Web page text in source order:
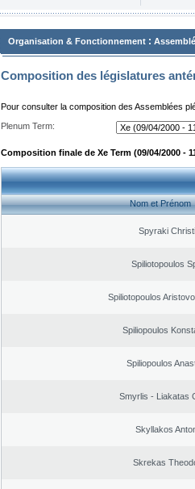
Organisation & Fonctionnement :
Composition des législatures
Pour consulter la composition des Assemblées
Plenum Term:
Composition finale de Xe Term (09/04/2000 -
Nom et Prénom
Spyraki
Spiliotopoulos
Spiliotopoulos
Spiliopoulos
Spiliopoulos
Smyrlis - Liakatas
Skyllakos
Skrekas